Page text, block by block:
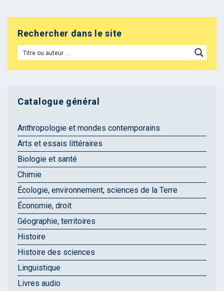
Rechercher dans le site
Catalogue général
Anthropologie et mondes contemporains
Arts et essais littéraires
Biologie et santé
Chimie
Écologie, environnement, sciences de la Terre
Économie, droit
Géographie, territoires
Histoire
Histoire des sciences
Linguistique
Livres audio